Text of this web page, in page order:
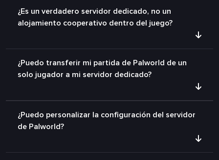
¿Es un verdadero servidor dedicado, no un
alojamiento cooperativo dentro del juego?
¿Puedo transferir mi partida de Palworld de un
solo jugador a mi servidor dedicado?
¿Puedo personalizar la configuración del servidor
de Palworld?